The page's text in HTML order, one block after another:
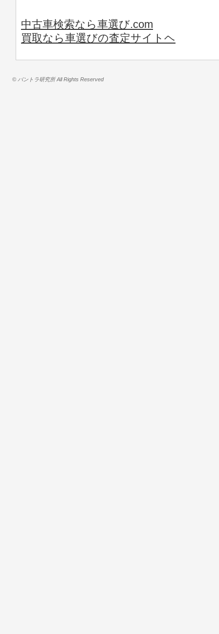
中古車検索なら車選び.com
買取なら車選びの査定サイトヘ
© バントラ研究所 All Rights Reserved